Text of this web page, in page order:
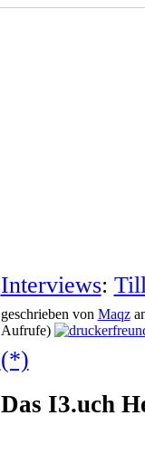
Interviews:
geschrieben von Maqz
Aufrufe)
(*)
Das I3.uch